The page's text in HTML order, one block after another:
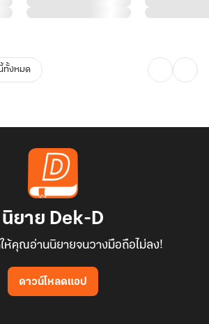
ทั้งหมด
นิยาย Dek-D
ห้คุณอ่านนิยายจนวางมือถือไม่ลง!
ดาวน์โหลดแอป